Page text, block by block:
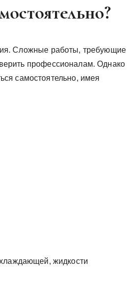
Сложные работы, требующие
профессионалам. Однако
самостоятельно, имея
жидкости